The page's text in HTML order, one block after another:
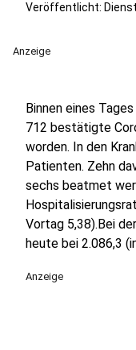
Veröffentlicht:
Anzeige
Binnen eines
712 bestätigte
worden. In den
Patienten. Zehn
sechs beatmet
Vortag 5,38).Bei
heute bei 2.086,3
Anzeige